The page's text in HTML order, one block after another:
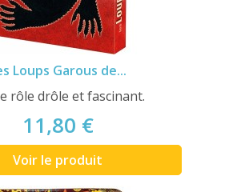
Loups Garous de...
rôle drôle et fascinant.
11,80 €
Voir le produit